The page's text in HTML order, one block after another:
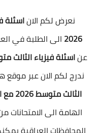
نعرض لكم الاناسئلة
2026 الى الطلبة في
عناسئلة فيزياء الثالث
ندرج لكم الان عبر
الثالث متوسط 2026 مع الاحل،
الهامة الى